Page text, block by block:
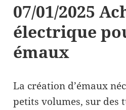
07/01/2025
électrique
émaux
La création d’émaux
petits volumes, sur des